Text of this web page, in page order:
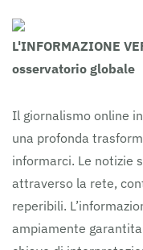
L'INFORMAZIONE
osservatorio globale
Il giornalismo online
una profonda
informarci. Le notizie
attraverso la rete,
reperibili.
ampiamente